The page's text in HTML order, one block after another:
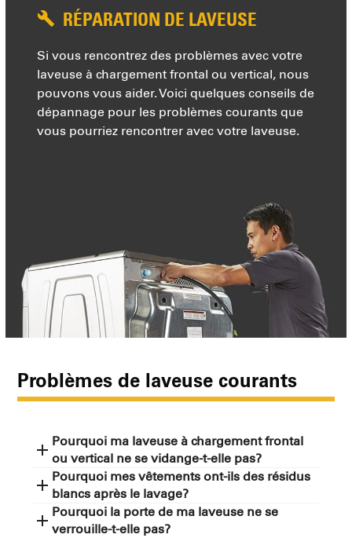
RÉPARATION DE LAVEUSE
Si vous rencontrez des problèmes avec votre
laveuse à chargement frontal ou vertical, nous
pouvons vous aider. Voici quelques conseils de
dépannage pour les problèmes courants que
vous pourriez rencontrer avec votre laveuse.
Problèmes de laveuse courants
Pourquoi ma laveuse à chargement frontal
ou vertical ne se vidange-t-elle pas?
Pourquoi mes vêtements ont-ils des résidus
blancs après le lavage?
Pourquoi la porte de ma laveuse ne se
verrouille-t-elle pas?